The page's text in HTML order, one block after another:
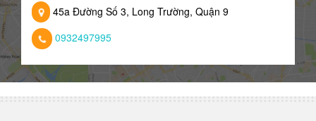
45a Đường Số 3, Long Trường, Quận 9
0932497995